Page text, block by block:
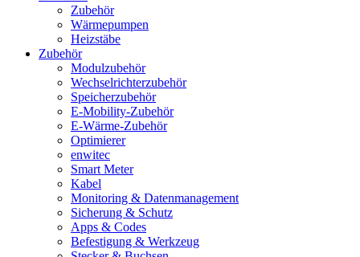
Zubehör
Wärmepumpen
Heizstäbe
Zubehör
Modulzubehör
Wechselrichterzubehör
Speicherzubehör
E-Mobility-Zubehör
E-Wärme-Zubehör
Optimierer
enwitec
Smart Meter
Kabel
Monitoring & Datenmanagement
Sicherung & Schutz
Apps & Codes
Befestigung & Werkzeug